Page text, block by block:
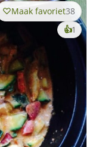
Maak favoriet38
👍1